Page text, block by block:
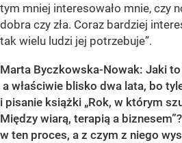
tym mniej interesowało mnie, czy
dobra czy zła. Coraz bardziej
tak wielu ludzi jej potrzebuje”.
Marta Byczkowska-Nowak: Jaki to
a właściwie blisko dwa lata, bo
i pisanie książki „Rok, w którym
Między wiarą, terapią a
w ten proces, a z czym z niego